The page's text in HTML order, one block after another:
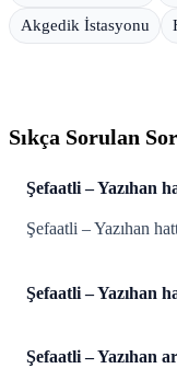
Akgedik İstasyonu
Sıkça Sorulan
Şefaatli – Yazıhan
Şefaatli – Yazıhan
Şefaatli – Yazıhan
Şefaatli – Yazıhan